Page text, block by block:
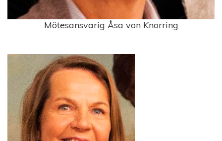
Mötesansvarig Åsa von Knorring